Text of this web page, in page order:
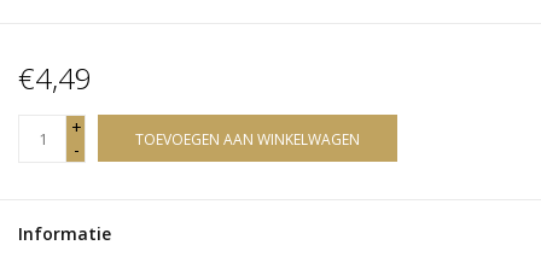
€4,49
+
-
TOEVOEGEN AAN WINKELWAGEN
Informatie